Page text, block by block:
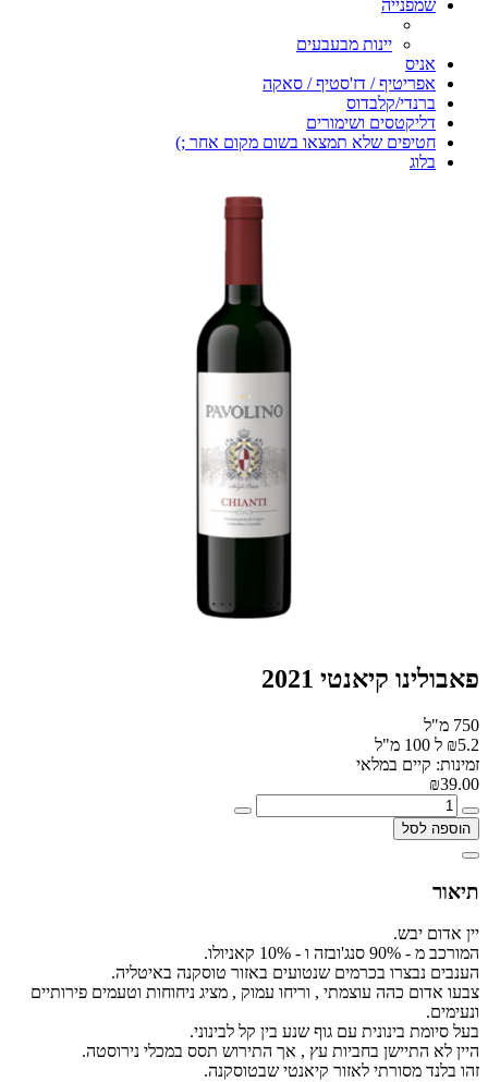
שמפנייה
יינות מבעבעים
אניס
אפריטיף / דז'סטיף / סאקה
ברנדי/קלבדוס
דליקטסים ושימורים
חטיפים שלא תמצאו בשום מקום אחר ;)
בלוג
פאבולינו קיאנטי 2021
750 מ"ל
₪5.2 ל 100 מ"ל
זמינות: קיים במלאי
₪39.00
הוספה לסל
תיאור
יין אדום יבש.
המורכב מ - 90% סנג'ובזה ו - 10% קאניולו.
הענבים נבצרו בכרמים שנטועים באזור טוסקנה באיטליה.
צבעו אדום כהה עוצמתי , וריחו עמוק , מציג ניחוחות וטעמים פירותיים
ונעימים.
בעל סיומת בינונית עם גוף שנע בין קל לבינוני.
היין לא התיישן בחביות עץ , אך התירוש תסס במכלי נירוסטה.
זהו בלנד מסורתי לאזור קיאנטי שבטוסקנה.